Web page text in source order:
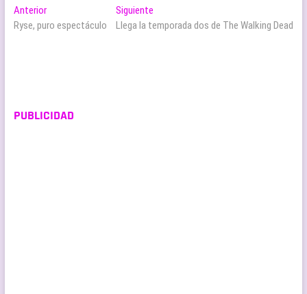
Navegación
de
AnteriorEntrada
anterior:
Ryse, puro espectáculo
Siguiente
siguiente:
Llega la temporada dos de The Walking Dead
PUBLICIDAD